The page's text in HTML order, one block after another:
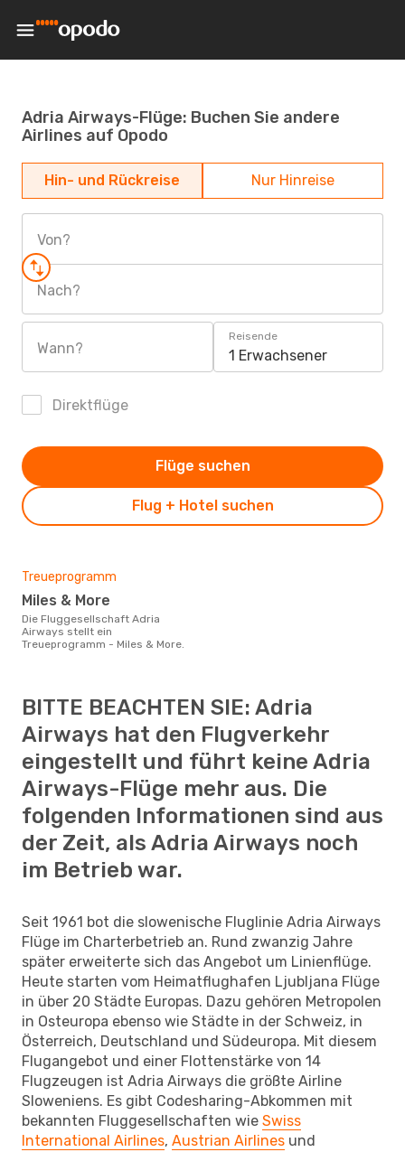
Adria Airways-Flüge: Buchen Sie andere
Airlines auf Opodo
Hin- und Rückreise Nur Hinreise
Von?
Nach?
Wann?
Reisende
1 Erwachsener
Direktflüge
Flug + Hotel suchen
Flüge suchen
Treueprogramm
Miles & More
Die Fluggesellschaft Adria
Airways stellt ein
Treueprogramm - Miles & More.
BITTE BEACHTEN SIE: Adria
Airways hat den Flugverkehr
eingestellt und führt keine Adria
Airways-Flüge mehr aus. Die
folgenden Informationen sind aus
der Zeit, als Adria Airways noch
im Betrieb war.
Seit 1961 bot die slowenische Fluglinie Adria Airways
Flüge im Charterbetrieb an. Rund zwanzig Jahre
später erweiterte sich das Angebot um Linienflüge.
Heute starten vom Heimatflughafen Ljubljana Flüge
in über 20 Städte Europas. Dazu gehören Metropolen
in Osteuropa ebenso wie Städte in der Schweiz, in
Österreich, Deutschland und Südeuropa. Mit diesem
Flugangebot und einer Flottenstärke von 14
Flugzeugen ist Adria Airways die größte Airline
Sloweniens. Es gibt Codesharing-Abkommen mit
bekannten Fluggesellschaften wie Swiss
International Airlines, Austrian Airlines und